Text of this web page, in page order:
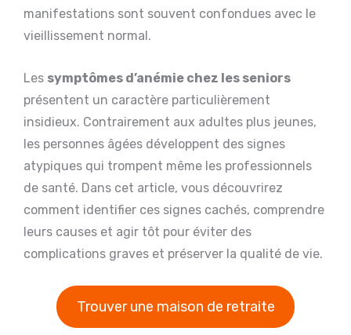
manifestations sont souvent confondues avec le
vieillissement normal.
Les symptômes d’anémie chez les seniors
présentent un caractère particulièrement
insidieux. Contrairement aux adultes plus jeunes,
les personnes âgées développent des signes
atypiques qui trompent même les professionnels
de santé. Dans cet article, vous découvrirez
comment identifier ces signes cachés, comprendre
leurs causes et agir tôt pour éviter des
complications graves et préserver la qualité de vie.
Trouver une maison de retraite